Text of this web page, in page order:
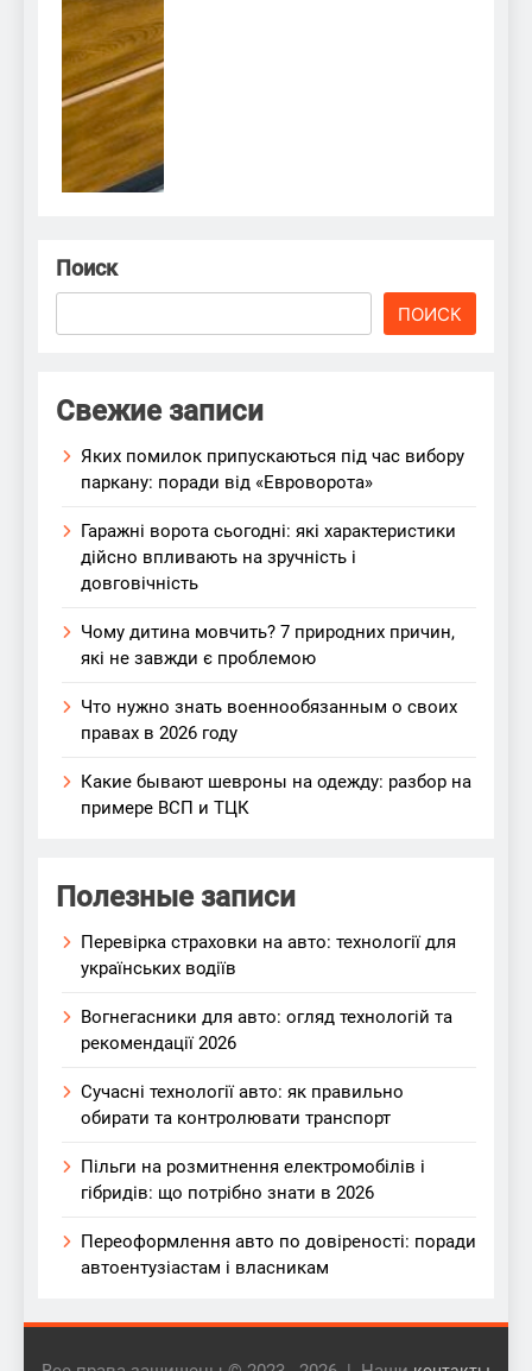
Поиск
ПОИСК
Свежие записи
Яких помилок припускаються під час вибору
паркану: поради від «Евроворота»
Гаражні ворота сьогодні: які характеристики
дійсно впливають на зручність і
довговічність
Чому дитина мовчить? 7 природних причин,
які не завжди є проблемою
Что нужно знать военнообязанным о своих
правах в 2026 году
Какие бывают шевроны на одежду: разбор на
примере ВСП и ТЦК
Полезные записи
Перевірка страховки на авто: технології для
українських водіїв
Вогнегасники для авто: огляд технологій та
рекомендації 2026
Сучасні технології авто: як правильно
обирати та контролювати транспорт
Пільги на розмитнення електромобілів і
гібридів: що потрібно знати в 2026
Переоформлення авто по довіреності: поради
автоентузіастам і власникам